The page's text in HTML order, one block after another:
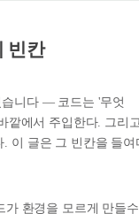
빈칸
니다 — 코드는 '무엇
깥에서 주입한다. 그리
이 글은 그 빈칸을 들여
가 환경을 모르게 만들수